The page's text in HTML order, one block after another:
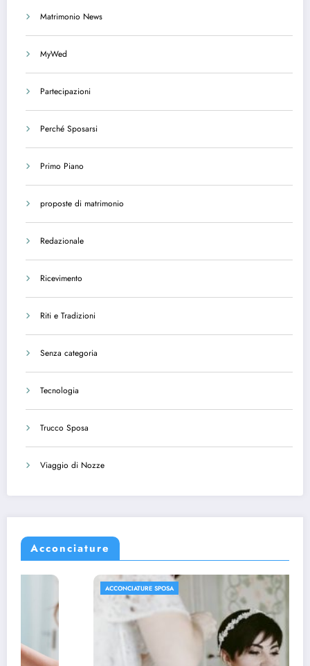
Matrimonio News
MyWed
Partecipazioni
Perché Sposarsi
Primo Piano
proposte di matrimonio
Redazionale
Ricevimento
Riti e Tradizioni
Senza categoria
Tecnologia
Trucco Sposa
Viaggio di Nozze
Acconciature